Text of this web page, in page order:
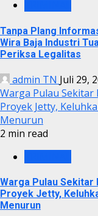
Tanpa Plang
Wira Baja Industri
Periksa Legalitas
admin TN Juli 29,
Warga Pulau Sekitar
Proyek Jetty,
Menurun
2 min read
Warga Pulau
Proyek Jetty,
Menurun